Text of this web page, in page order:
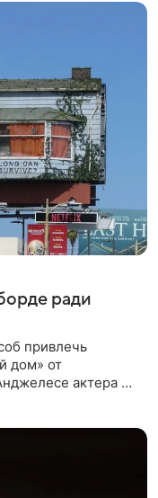
ради
привлечь
дом» от
актера на